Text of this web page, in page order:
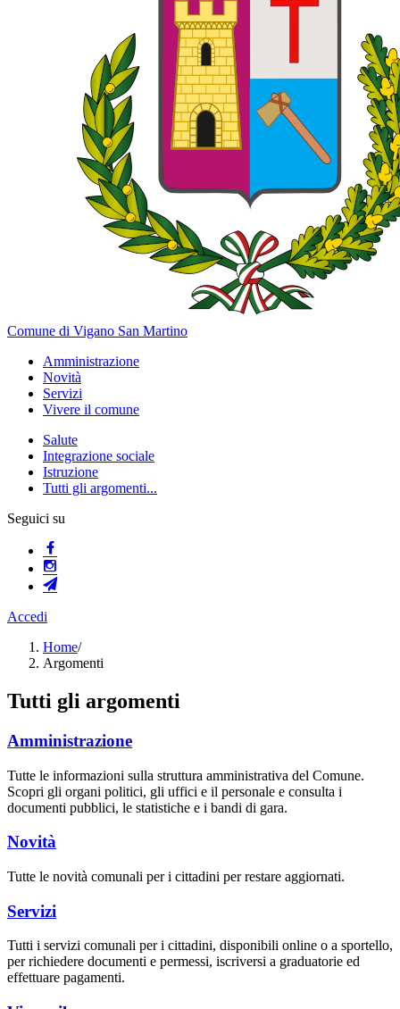
Comune di Vigano San Martino
Amministrazione
Novità
Servizi
Vivere il comune
Salute
Integrazione sociale
Istruzione
Tutti gli argomenti...
Seguici su
Accedi
Home/
Argomenti
Tutti gli argomenti
Amministrazione
Tutte le informazioni sulla struttura amministrativa del Comune.
Scopri gli organi politici, gli uffici e il personale e consulta i
documenti pubblici, le statistiche e i bandi di gara.
Novità
Tutte le novità comunali per i cittadini per restare aggiornati.
Servizi
Tutti i servizi comunali per i cittadini, disponibili online o a sportello,
per richiedere documenti e permessi, iscriversi a graduatorie ed
effettuare pagamenti.